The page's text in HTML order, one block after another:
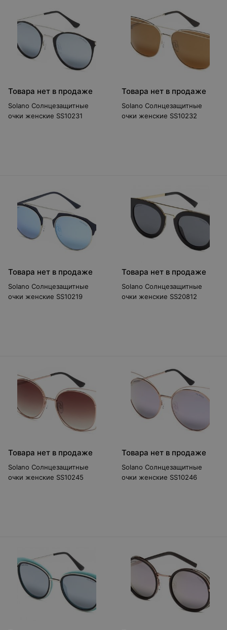
Товара нет в продаже
Solano Солнцезащитные
очки женские SS10231
Товара нет в продаже
Solano Солнцезащитные
очки женские SS10232
Товара нет в продаже
Solano Солнцезащитные
очки женские SS10219
Товара нет в продаже
Solano Солнцезащитные
очки женские SS20812
Товара нет в продаже
Solano Солнцезащитные
очки женские SS10245
Товара нет в продаже
Solano Солнцезащитные
очки женские SS10246